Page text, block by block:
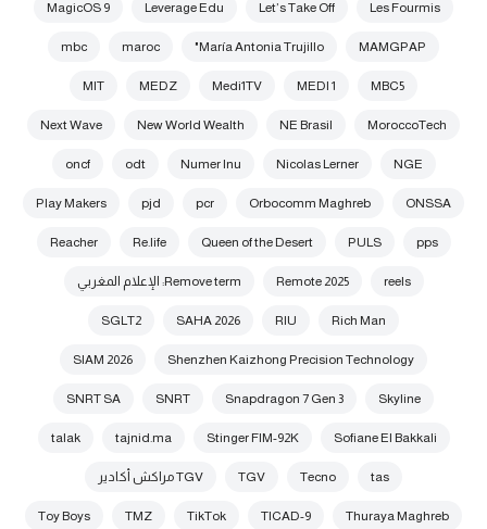
Les Fourmis
Let’s Take Off
Leverage Edu
MagicOS 9
MAMGPAP
María Antonia Trujillo"
maroc
mbc
MBC5
MEDI 1
Medi1TV
MEDZ
MIT
MoroccoTech
NE Brasil
New World Wealth
Next Wave
NGE
Nicolas Lerner
Numer Inu
odt
oncf
ONSSA
Orbocomm Maghreb
pcr
pjd
Play Makers
pps
PULS
Queen of the Desert
Re.life
Reacher
reels
Remote 2025 Remove term: الإعلام المغربي
Rich Man
RIU
SAHA 2026
SGLT2
Shenzhen Kaizhong Precision Technology
SIAM 2026
Skyline
Snapdragon 7 Gen 3
SNRT
SNRT SA
Sofiane El Bakkali
Stinger FIM-92K
tajnid.ma
talak
tas
Tecno
TGV TGV مراكش أكادير
Thuraya Maghreb
TICAD-9
TikTok
TMZ
Toy Boys